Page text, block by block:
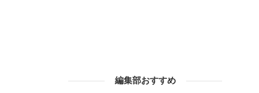
編集部おすすめ